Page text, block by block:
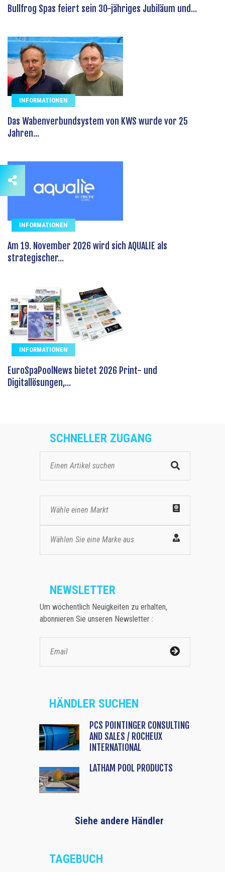
Bullfrog Spas feiert sein 30-jähriges Jubiläum und...
INFORMATIONEN
Das Wabenverbundsystem von KWS wurde vor 25
Jahren...
INFORMATIONEN
Am 19. November 2026 wird sich AQUALIE als
strategischer...
INFORMATIONEN
EuroSpaPoolNews bietet 2026 Print- und
Digitallösungen,...
SCHNELLER ZUGANG
Wähle einen Markt
Wählen Sie eine Marke aus
NEWSLETTER
Um wöchentlich Neuigkeiten zu erhalten,
abonnieren Sie unseren Newsletter :
HÄNDLER SUCHEN
PCS POINTINGER CONSULTING
AND SALES / ROCHEUX
INTERNATIONAL
LATHAM POOL PRODUCTS
Siehe andere Händler
TAGEBUCH